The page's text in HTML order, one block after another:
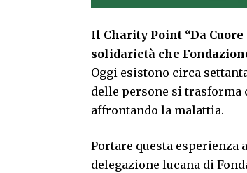
Il Charity Point “Da
solidarietà che
Oggi esistono circa
delle persone si trasforma
affrontando la malattia.
Portare questa esperienza
delegazione lucana di